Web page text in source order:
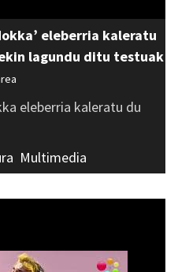
eleberria kaleratu
lagundu ditu testuak
eleberria kaleratu du
Multimedia